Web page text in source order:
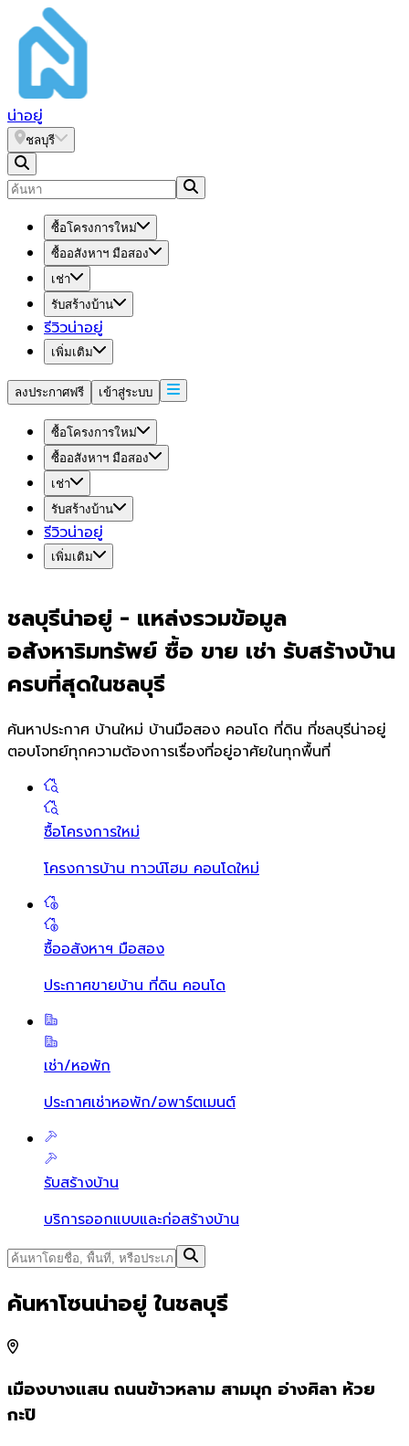
น่าอยู่
ชลบุรี
ซื้อโครงการใหม่
ซื้ออสังหาฯ มือสอง
เช่า
รับสร้างบ้าน
รีวิวน่าอยู่
เพิ่มเติม
ลงประกาศฟรี เข้าสู่ระบบ
ซื้อโครงการใหม่
ซื้ออสังหาฯ มือสอง
เช่า
รับสร้างบ้าน
รีวิวน่าอยู่
เพิ่มเติม
ชลบุรีน่าอยู่ - แหล่งรวมข้อมูล
อสังหาริมทรัพย์ ซื้อ ขาย เช่า รับสร้างบ้าน
ครบที่สุดในชลบุรี
ค้นหาประกาศ บ้านใหม่ บ้านมือสอง คอนโด ที่ดิน ที่ชลบุรีน่าอยู่
ตอบโจทย์ทุกความต้องการเรื่องที่อยู่อาศัยในทุกพื้นที่
ซื้อโครงการใหม่
โครงการบ้าน ทาวน์โฮม คอนโดใหม่
ซื้ออสังหาฯ มือสอง
ประกาศขายบ้าน ที่ดิน คอนโด
เช่า/หอพัก
ประกาศเช่าหอพัก/อพาร์ตเมนต์
รับสร้างบ้าน
บริการออกแบบและก่อสร้างบ้าน
ค้นหาโซนน่าอยู่ ในชลบุรี
เมืองบางแสน ถนนข้าวหลาม สามมุก อ่างศิลา ห้วย
กะปิ